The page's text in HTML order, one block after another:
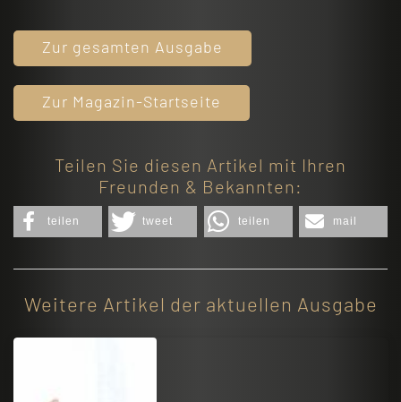
Zur gesamten Ausgabe
Zur Magazin-Startseite
Teilen Sie diesen Artikel mit Ihren
Freunden & Bekannten:
teilen tweet teilen mail
Weitere Artikel der aktuellen Ausgabe